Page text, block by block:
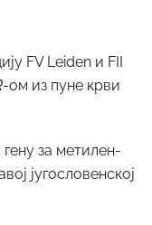
FV Leiden и FII
-ом из пуне крви
за метилен-
југословенској